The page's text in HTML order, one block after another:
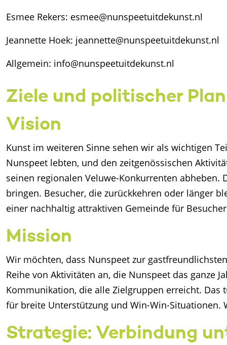
Esmee Rekers: esmee@nunspeetuitdekunst.nl
Jeannette Hoek: jeannette@nunspeetuitdekunst.nl
Allgemein: info@nunspeetuitdekunst.nl
Ziele und politischer Plan
Vision
Kunst im weiteren Sinne sehen wir als wichtigen
Nunspeet lebten, und den zeitgenössischen
seinen regionalen Veluwe-Konkurrenten abheben.
bringen. Besucher, die zurückkehren oder länger
einer nachhaltig attraktiven Gemeinde für
Mission
Wir möchten, dass Nunspeet zur
Reihe von Aktivitäten an, die Nunspeet das ganze
Kommunikation, die alle Zielgruppen erreicht.
für breite Unterstützung und Win-Win-
Strategie: Verbindung